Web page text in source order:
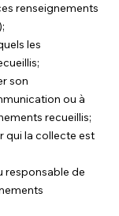
renseignements
les
son
ou à
recueillis;
qui la collecte est
responsable de